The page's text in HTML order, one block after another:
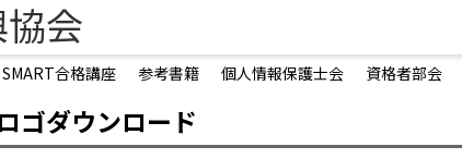
会
SMART合格講座 参考書籍 個人情報保護士会 資格者部会
ゴダウンロード